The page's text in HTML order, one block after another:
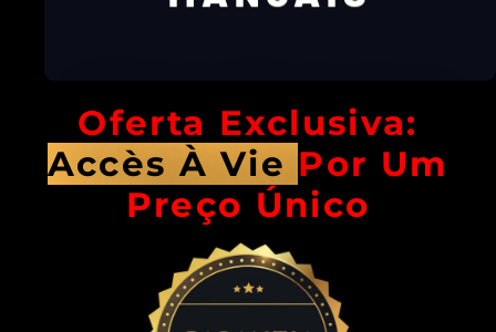
Oferta Exclusiva:
Accès À Vie Por Um
Preço Único